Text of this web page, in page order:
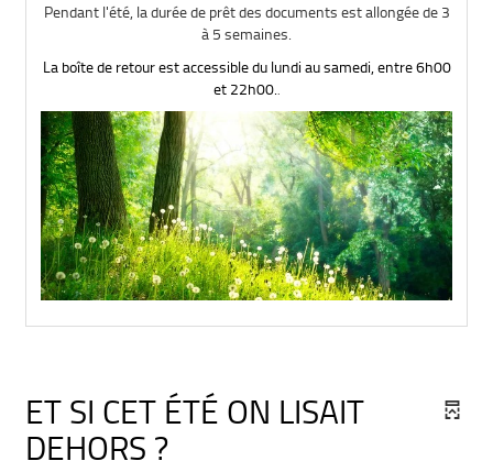
Pendant l'été, la durée de prêt des documents est allongée de 3
à 5 semaines.
La boîte de retour est accessible du lundi au samedi, entre 6h00
et 22h00..
ET SI CET ÉTÉ ON LISAIT
DEHORS ?